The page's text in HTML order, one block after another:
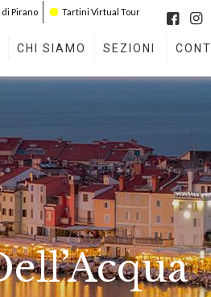
Pirano Tartini Virtual Tour
CHI SIAMO SEZIONI